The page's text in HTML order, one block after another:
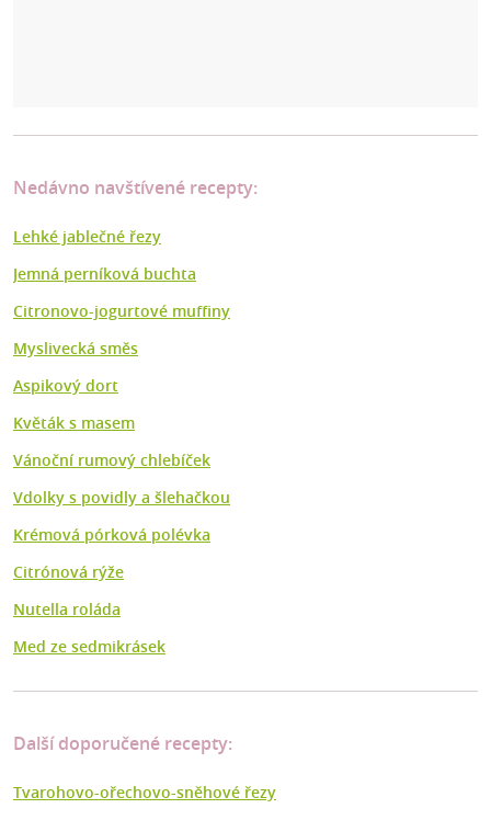
Nedávno navštívené recepty:
Lehké jablečné řezy
Jemná perníková buchta
Citronovo-jogurtové muffiny
Myslivecká směs
Aspikový dort
Květák s masem
Vánoční rumový chlebíček
Vdolky s povidly a šlehačkou
Krémová pórková polévka
Citrónová rýže
Nutella roláda
Med ze sedmikrásek
Další doporučené recepty:
Tvarohovo-ořechovo-sněhové řezy